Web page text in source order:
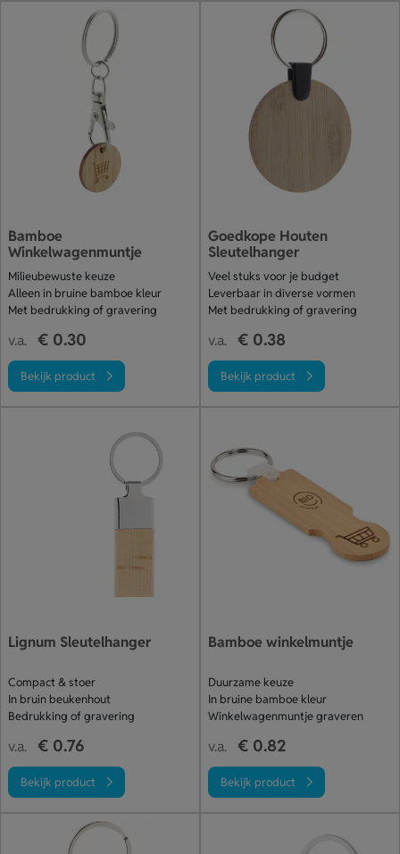
Bamboe
Winkelwagenmuntje
Milieubewuste keuze
Alleen in bruine bamboe kleur
Met bedrukking of gravering
v.a. € 0.30
Bekijk product
Goedkope Houten
Sleutelhanger
Veel stuks voor je budget
Leverbaar in diverse vormen
Met bedrukking of gravering
v.a. € 0.38
Bekijk product
Lignum Sleutelhanger
Compact & stoer
In bruin beukenhout
Bedrukking of gravering
v.a. € 0.76
Bekijk product
Bamboe winkelmuntje
Duurzame keuze
In bruine bamboe kleur
Winkelwagenmuntje graveren
v.a. € 0.82
Bekijk product